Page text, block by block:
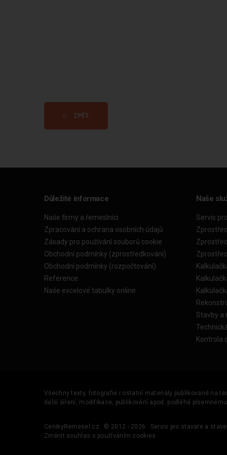
ZPĚT
Důležité informace
Naše firmy a řemeslníci
Zpracování a ochrana osobních údajů
Zásady pro používání souborů cookie
Obchodní podmínky (zprostředkování)
Obchodní podmínky (rozpočtování)
Reference
Naše excelové tabulky online
Naše
Servis
Stavby a
Kontrola
Všechny texty, fotografie i ostatní materiály publikované na
další šíření, modifikace, publikování apod. podléhá
CenikyRemesel.cz © 2012 - 2026
Servis pro stavaře a
Změnit souhlas s používáním cookies